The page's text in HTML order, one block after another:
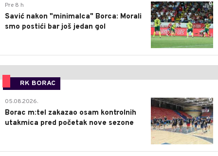
0
Pre 8 h
Savić nakon "minimalca" Borca: Morali
smo postići bar još jedan gol
RK BORAC
0
05.08.2026.
Borac m:tel zakazao osam kontrolnih
utakmica pred početak nove sezone